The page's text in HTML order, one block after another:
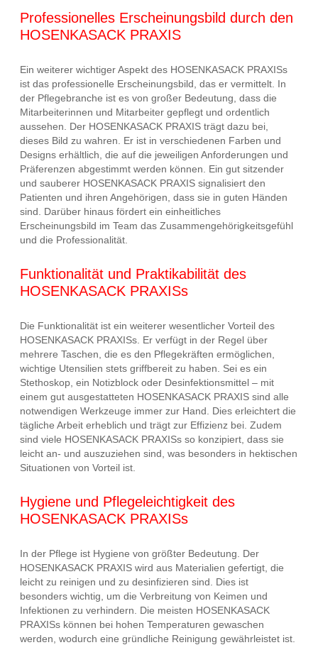
Professionelles Erscheinungsbild durch den
HOSENKASACK PRAXIS
Ein weiterer wichtiger Aspekt des HOSENKASACK PRAXISs
ist das professionelle Erscheinungsbild, das er vermittelt. In
der Pflegebranche ist es von großer Bedeutung, dass die
Mitarbeiterinnen und Mitarbeiter gepflegt und ordentlich
aussehen. Der HOSENKASACK PRAXIS trägt dazu bei,
dieses Bild zu wahren. Er ist in verschiedenen Farben und
Designs erhältlich, die auf die jeweiligen Anforderungen und
Präferenzen abgestimmt werden können. Ein gut sitzender
und sauberer HOSENKASACK PRAXIS signalisiert den
Patienten und ihren Angehörigen, dass sie in guten Händen
sind. Darüber hinaus fördert ein einheitliches
Erscheinungsbild im Team das Zusammengehörigkeitsgefühl
und die Professionalität.
Funktionalität und Praktikabilität des
HOSENKASACK PRAXISs
Die Funktionalität ist ein weiterer wesentlicher Vorteil des
HOSENKASACK PRAXISs. Er verfügt in der Regel über
mehrere Taschen, die es den Pflegekräften ermöglichen,
wichtige Utensilien stets griffbereit zu haben. Sei es ein
Stethoskop, ein Notizblock oder Desinfektionsmittel – mit
einem gut ausgestatteten HOSENKASACK PRAXIS sind alle
notwendigen Werkzeuge immer zur Hand. Dies erleichtert die
tägliche Arbeit erheblich und trägt zur Effizienz bei. Zudem
sind viele HOSENKASACK PRAXISs so konzipiert, dass sie
leicht an- und auszuziehen sind, was besonders in hektischen
Situationen von Vorteil ist.
Hygiene und Pflegeleichtigkeit des
HOSENKASACK PRAXISs
In der Pflege ist Hygiene von größter Bedeutung. Der
HOSENKASACK PRAXIS wird aus Materialien gefertigt, die
leicht zu reinigen und zu desinfizieren sind. Dies ist
besonders wichtig, um die Verbreitung von Keimen und
Infektionen zu verhindern. Die meisten HOSENKASACK
PRAXISs können bei hohen Temperaturen gewaschen
werden, wodurch eine gründliche Reinigung gewährleistet ist.